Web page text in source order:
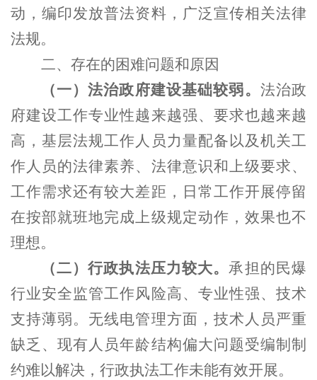
动，编印发放普法资料，广泛宣传相关法律
法规。
二、存在的困难问题和原因
（一）法治政府建设基础较弱。 法治政
府建设工作专业性越来越强、要求也越来越
高，基层法规工作人员力量配备以及机关工
作人员的法律素养、法律意识和上级要求、
工作需求还有较大差距，日常工作开展停留
在按部就班地完成上级规定动作，效果也不
理想。
（二）行政执法压力较大。承担的民爆
行业安全监管工作风险高、专业性强、技术
支持薄弱。无线电管理方面，技术人员严重
缺乏、现有人员年龄结构偏大问题受编制制
约难以解决，行政执法工作未能有效开展。